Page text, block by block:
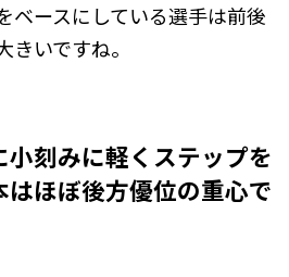
ベースにしている選手は前後
いですね。
刻みに軽くステップを
ほぼ後方優位の重心で